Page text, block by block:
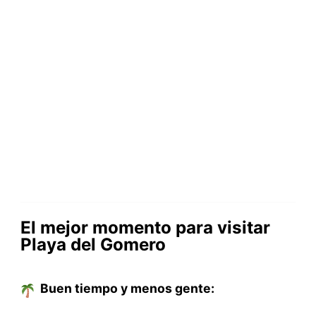
El mejor momento para visitar
Playa del Gomero
Buen tiempo y menos gente: